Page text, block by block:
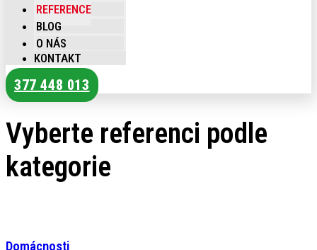
REFERENCE
BLOG
O NÁS
KONTAKT
377 448 013
Vyberte referenci podle
kategorie
Domácnosti